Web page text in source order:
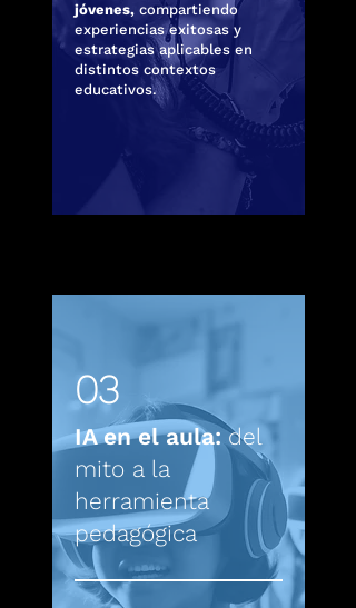
jóvenes, compartiendo
experiencias exitosas y
estrategias aplicables en
distintos contextos
educativos.
03
IA en el aula:del
mito a la
herramienta
pedagógica